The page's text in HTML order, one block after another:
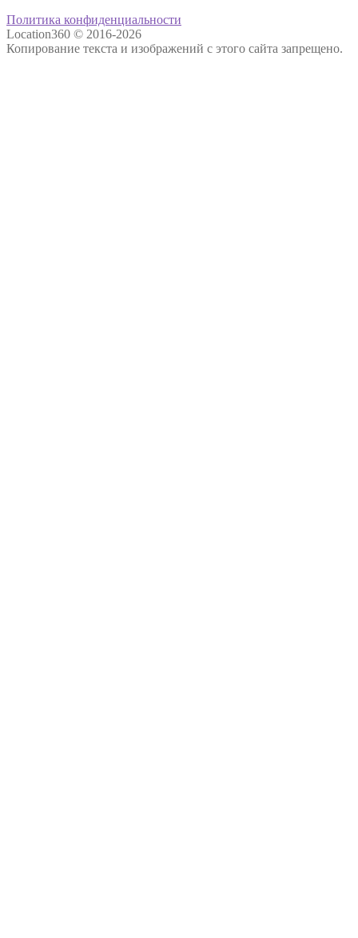
Политика конфиденциальности
Location360 © 2016-2026
Копирование текста и изображений с этого сайта запрещено.